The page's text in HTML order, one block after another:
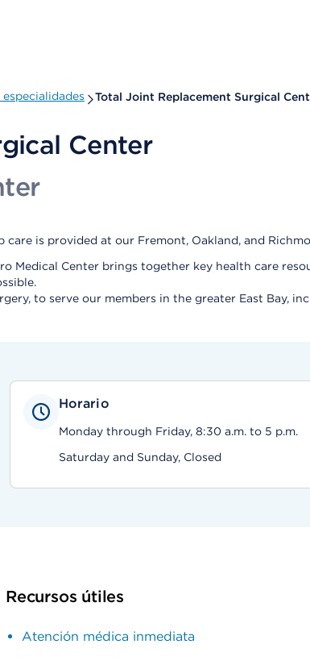
Total Joint Replacement Surgical
Center
is provided at our Fremont, Oakland, and
Medical Center brings together key health care
to serve our members in the greater East Bay,
Horario
Monday through Friday, 8:30 a.m. to 5 p.m.
Saturday and Sunday, Closed
Recursos útiles
Atención médica inmediata